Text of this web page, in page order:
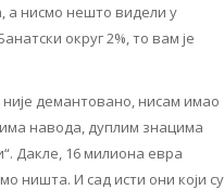
а нисмо нешто видели у
округ 2%, то вам је
демантовано, нисам имао
навода, дуплим знацима
Дакле, 16 милиона евра
ништа. И сад исти они који су